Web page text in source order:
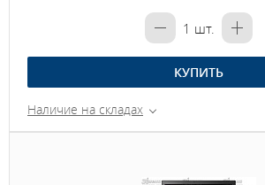
1 шт.
КУПИТЬ
Наличие на складах